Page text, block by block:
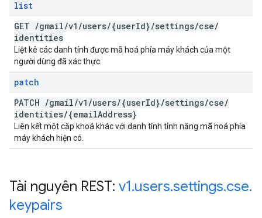
list
GET /gmail/v1 /users/{userId}/settings/cse/
identities
Liệt kê các danh tính được mã hoá phía máy khách của một
người dùng đã xác thực.
patch
PATCH /gmail/v1 /users/{userId}/settings/cse/
identities/{emailAddress}
Liên kết một cặp khoá khác với danh tính tính năng mã hoá phía
máy khách hiện có.
Tài nguyên REST: v1.users.settings.cse.
keypairs